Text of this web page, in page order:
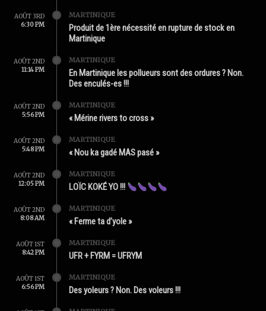
AOÛT 3RD
6:30 PM
MARTINIQUE
Produit de 1ère nécessité en rupture de stock en
Martinique
AOÛT 2ND
11:14 PM
MARTINIQUE
En Martinique les pollueurs sont des ordures ? Non.
Des enculés-es !!!
AOÛT 2ND
5:56 PM
MARTINIQUE
« Mérine rivers to cross »
AOÛT 2ND
5:48 PM
MARTINIQUE
« Nou ka gadé MAS pasé »
AOÛT 2ND
12:05 PM
MARTINIQUE
LOÏC KOKÉ YO !!!
AOÛT 2ND
8:08 AM
MARTINIQUE
« Ferme ta d’yole »
AOÛT 1ST
8:42 PM
MARTINIQUE
UFR + FYRM = UFRYM
AOÛT 1ST
6:56 PM
MARTINIQUE
Des yoleurs ? Non. Des voleurs !!!